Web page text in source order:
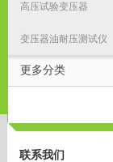
高压试验变压器
变压器油耐压测试仪
更多分类
联系我们